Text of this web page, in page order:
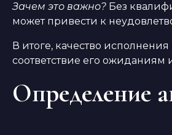
Зачем это важно? Без
может привести к
В итоге, качество
соответствие его ожиданиям
Определение